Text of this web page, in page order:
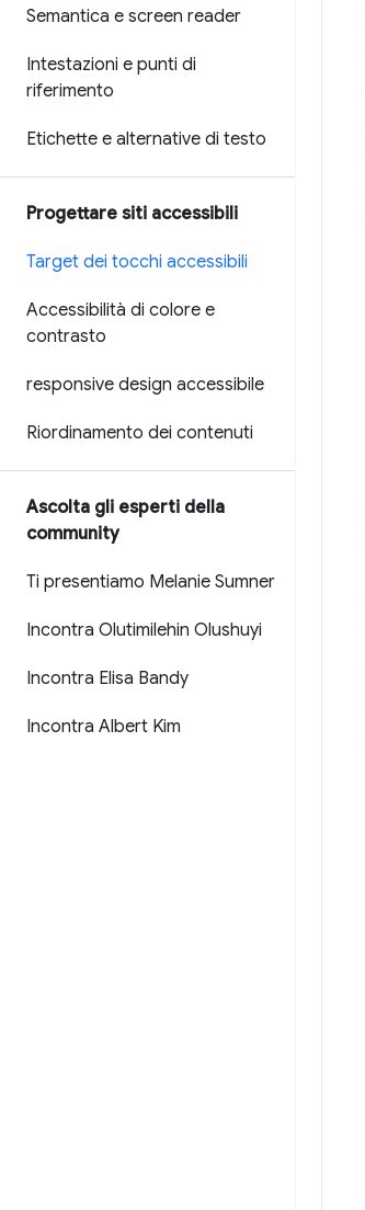
Semantica e screen reader
Intestazioni e punti di
riferimento
Etichette e alternative di testo
Progettare siti accessibili
Target dei tocchi accessibili
Accessibilità di colore e
contrasto
responsive design accessibile
Riordinamento dei contenuti
Ascolta gli esperti della
community
Ti presentiamo Melanie Sumner
Incontra Olutimilehin Olushuyi
Incontra Elisa Bandy
Incontra Albert Kim